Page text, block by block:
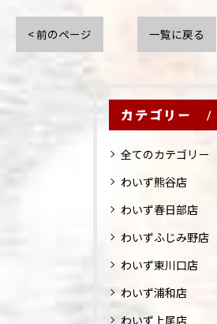
< 前のページ 一覧に戻る
カテゴリー
全てのカテゴリー
わいず熊谷店
わいず春日部店
わいずふじみ野店
わいず東川口店
わいず浦和店
わいず上尾店